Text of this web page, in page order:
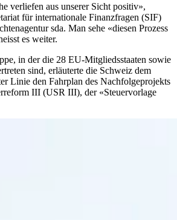
verliefen aus unserer Sicht positiv»,
für internationale Finanzfragen (SIF)
sda. Man sehe «diesen Prozess
es weiter.
in der die 28 EU-Mitgliedsstaaten sowie
sind, erläuterte die Schweiz dem
Linie den Fahrplan des Nachfolgeprojekts
III (USR III), der «Steuervorlage